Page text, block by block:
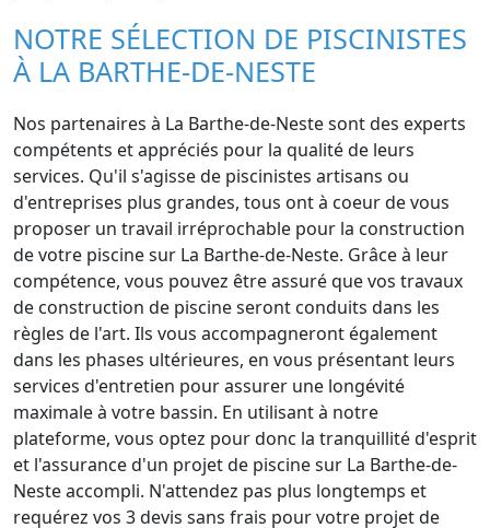
NOTRE SÉLECTION DE PISCINISTES
À LA BARTHE-DE-NESTE
Nos partenaires à La Barthe-de-Neste sont des experts
compétents et appréciés pour la qualité de leurs
services. Qu'il s'agisse de piscinistes artisans ou
d'entreprises plus grandes, tous ont à coeur de vous
proposer un travail irréprochable pour la construction
de votre piscine sur La Barthe-de-Neste. Grâce à leur
compétence, vous pouvez être assuré que vos travaux
de construction de piscine seront conduits dans les
règles de l'art. Ils vous accompagneront également
dans les phases ultérieures, en vous présentant leurs
services d'entretien pour assurer une longévité
maximale à votre bassin. En utilisant à notre
plateforme, vous optez pour donc la tranquillité d'esprit
et l'assurance d'un projet de piscine sur La Barthe-de-
Neste accompli. N'attendez pas plus longtemps et
requérez vos 3 devis sans frais pour votre projet de